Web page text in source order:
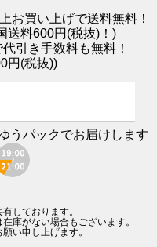
お買い上げで送料無料！
送料600円(税抜)！)
引き手数料も無料！
円(税抜))
うパックでお届けします
しております。
庫がない場合もございます。
い申し上げます。